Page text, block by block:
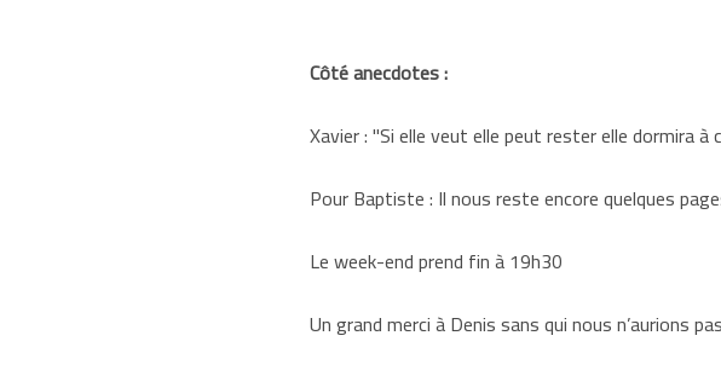
Côté anecdotes :
Xavier : "Si elle veut elle peut rester elle dormira à
Pour Baptiste : Il nous reste encore quelques
Le week-end prend fin à 19h30
Un grand merci à Denis sans qui nous n’aurions